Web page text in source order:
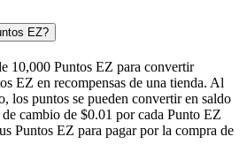
EZ?
10,000 Puntos EZ para convertir
EZ en recompensas de una tienda. Al
los puntos se pueden convertir en saldo
de cambio de $0.01 por cada Punto EZ
Puntos EZ para pagar por la compra de